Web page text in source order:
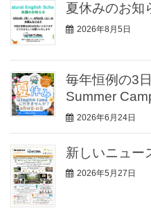
夏休みのお知
2026年8月5日
毎年恒例の3
Summer
2026年6月24日
新しいニュー
2026年5月27日